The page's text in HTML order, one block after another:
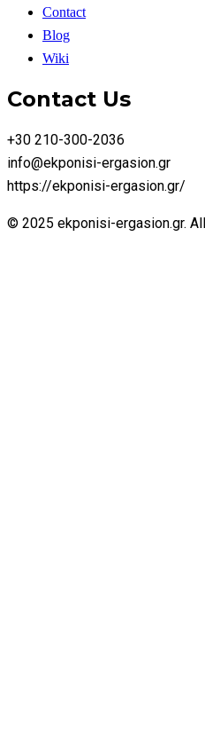
Contact
Blog
Wiki
Contact Us
+30 210-300-2036
info@ekponisi-ergasion.gr
https://ekponisi-ergasion.gr/
© 2025 ekponisi-ergasion.gr.